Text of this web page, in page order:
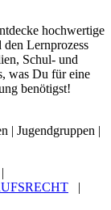
hochwertige
Lernprozess
Schul- und
was Du für eine
benötigst!
| Jugendgruppen |
|
|